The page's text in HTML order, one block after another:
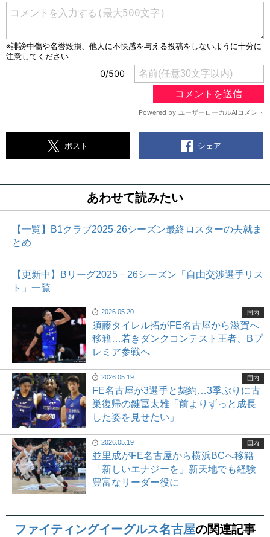
ポスト シェア
あわせて読みたい
【一覧】B1クラブ2025-26シーズン最終ロスターの去就ま
とめ
【更新中】Bリーグ2025－26シーズン「自由交渉選手リス
ト」一覧
2026.05.20
須藤タイレル拓がFE名古屋から滋賀へ
移籍…若きダンクコンテスト王者、Bプ
レミア参戦へ
国内
2026.05.19
FE名古屋が3選手と契約…3季ぶりに古
巣復帰の鍵冨太雅「前よりずっと成長
した姿を見せたい」
国内
2026.05.19
並里成がFE名古屋から横浜BCへ移籍
「新しいエナジーを」新天地でも経験
豊富なリーダー役に
国内
ファイティングイーグルス名古屋の関連記事